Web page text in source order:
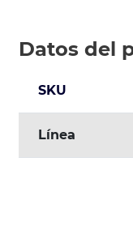
Datos del
SKU
Línea